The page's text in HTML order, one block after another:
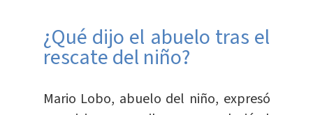
¿Qué dijo el abuelo tras el
rescate del niño?
Mario Lobo, abuelo del niño, expresó